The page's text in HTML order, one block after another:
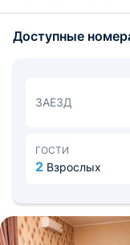
доступен интернет.
Благодаря
знаменитого
Расстояние до
Доступные
ЗАЕЗД
ГОСТИ
2 Взрослых